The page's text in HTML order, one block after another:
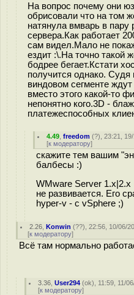
На вопрос почему они
обрисовали что на том
натянула вмварь в пару
сервера.Как работает
сам видел.Мало не
ездит :\.На точно такой
бодрее бегает.Кстати
получится однако.
виндовом сегменте
вместо этого какой-то
непонятно кого.3D -
платежеспособных
4.49 ,freedom (?), 23:21,
[к модератору]
скажите тем вашим
балбесы :)
WMware Server 1.x|2.x
не развивается. Его
hyper-v - с vSphere ;)
2.26 ,Konwin (??), 22:56, 10/06/
[к модератору]
Всё там нормально
3.36 ,User294 (ok), 11:59, 11/
[к модератору]